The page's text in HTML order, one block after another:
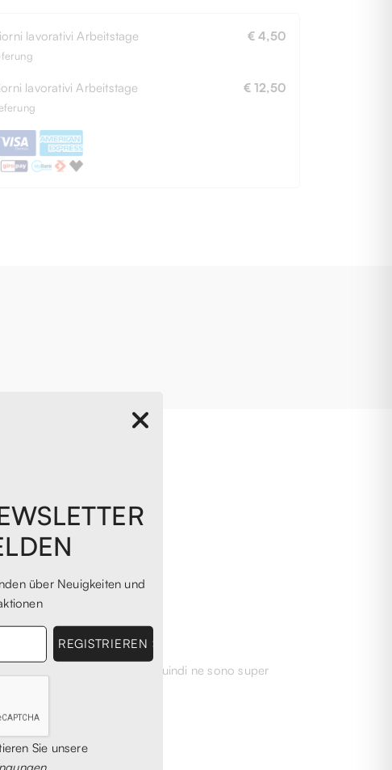
über Neuigkeiten und
Sie unsere
lavorativi Arbeitstage € 4,50
lavorativi Arbeitstage € 12,50
di scarpe ormai introvabili, quindi ne sono super